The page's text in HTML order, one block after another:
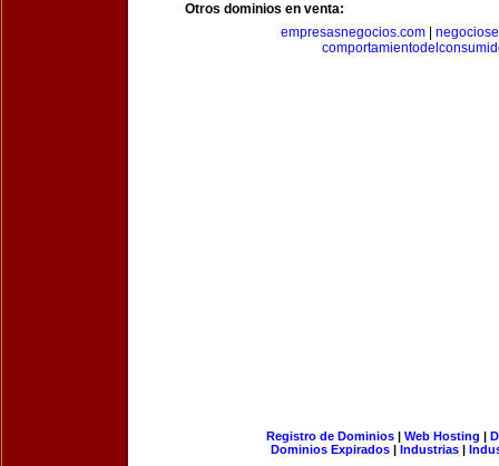
Otros dominios en venta:
empresasnegocios.com|
Registro de Dominios| Web Hosting |
Dominios Expirados | Industrias |